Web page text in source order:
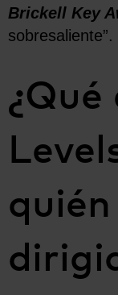
Brickell Key
sobresaliente”.